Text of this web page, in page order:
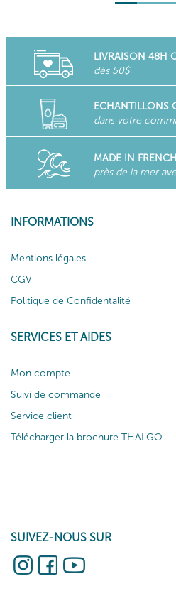
LIVRAISON 48H
dès 50$
ECHANTILLONS
dans votre
MADE IN
près de la mer
INFORMATIONS
Mentions légales
CGV
Politique de Confidentalité
SERVICES ET AIDES
Mon compte
Suivi de commande
Service client
Télécharger la brochure THALGO
SUIVEZ-NOUS SUR